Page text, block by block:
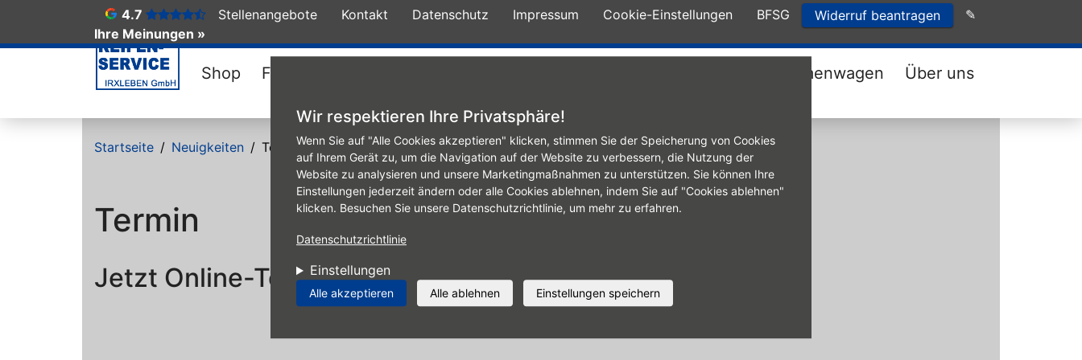
Wir respektieren Ihre Privatsphäre!
Wenn Sie auf "Alle Cookies akzeptieren" klicken, stimmen Sie der Speicherung von Cookies
auf Ihrem Gerät zu, um die Navigation auf der Website zu verbessern, die Nutzung der
Website zu analysieren und unsere Marketingmaßnahmen zu unterstützen. Sie können Ihre
Einstellungen jederzeit ändern oder alle Cookies ablehnen, indem Sie auf "Cookies ablehnen"
klicken. Besuchen Sie unsere Datenschutzrichtlinie, um mehr zu erfahren.
Datenschutzrichtlinie
Einstellungen
Alle akzeptieren Alle ablehnen Einstellungen speichern
Shop Felgen-Konfigurator Firmenwagen Über uns
Stellenangebote Kontakt Datenschutz Impressum Cookie-Einstellungen BFSG Widerruf beantragen ✎
4.7
Ihre Meinungen »
Startseite Neuigkeiten Termin
Termin
Jetzt Online-Termin buchen